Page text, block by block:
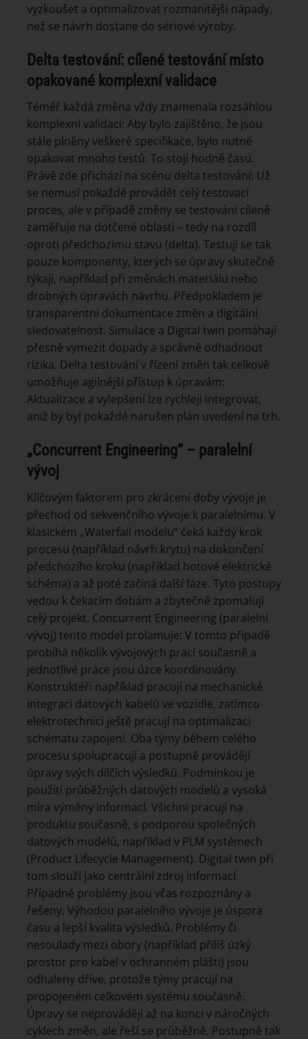
vyzkoušet a optimalizovat rozmanitější nápady,
než se návrh dostane do sériové výroby.
Delta testování: cílené testování místo
opakované komplexní validace
Téměř každá změna vždy znamenala rozsáhlou
komplexní validaci: Aby bylo zajištěno, že jsou
stále plněny veškeré specifikace, bylo nutné
opakovat mnoho testů. To stojí hodně času.
Právě zde přichází na scénu delta testování: Už
se nemusí pokaždé provádět celý testovací
proces, ale v případě změny se testování cíleně
zaměřuje na dotčené oblasti – tedy na rozdíl
oproti předchozímu stavu (delta). Testují se tak
pouze komponenty, kterých se úpravy skutečně
týkají, například při změnách materiálu nebo
drobných úpravách návrhu. Předpokladem je
transparentní dokumentace změn a digitální
sledovatelnost. Simulace a Digital twin pomáhají
přesně vymezit dopady a správně odhadnout
rizika. Delta testování v řízení změn tak celkově
umožňuje agilnější přístup k úpravám:
Aktualizace a vylepšení lze rychleji integrovat,
aniž by byl pokaždé narušen plán uvedení na trh.
„Concurrent Engineering“ – paralelní
vývoj
Klíčovým faktorem pro zkrácení doby vývoje je
přechod od sekvenčního vývoje k paralelnímu. V
klasickém „Waterfall modelu“ čeká každý krok
procesu (například návrh krytu) na dokončení
předchozího kroku (například hotové elektrické
schéma) a až poté začíná další fáze. Tyto postupy
vedou k čekacím dobám a zbytečně zpomalují
celý projekt. Concurrent Engineering (paralelní
vývoj) tento model prolamuje: V tomto případě
probíhá několik vývojových prací současně a
jednotlivé práce jsou úzce koordinovány.
Konstruktéři například pracují na mechanické
integraci datových kabelů ve vozidle, zatímco
elektrotechnici ještě pracují na optimalizaci
schématu zapojení. Oba týmy během celého
procesu spolupracují a postupně provádějí
úpravy svých dílčích výsledků. Podmínkou je
použití průběžných datových modelů a vysoká
míra výměny informací. Všichni pracují na
produktu současně, s podporou společných
datových modelů, například v PLM systémech
(Product Lifecycle Management). Digital twin při
tom slouží jako centrální zdroj informací.
Případné problémy jsou včas rozpoznány a
řešeny. Výhodou paralelního vývoje je úspora
času a lepší kvalita výsledků. Problémy či
nesoulady mezi obory (například příliš úzký
prostor pro kabel v ochranném plášti) jsou
odhaleny dříve, protože týmy pracují na
propojeném celkovém systému současně.
Úpravy se neprovádějí až na konci v náročných
cyklech změn, ale řeší se průběžně. Postupně tak